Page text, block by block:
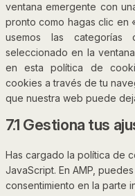
ventana emergente con
pronto como hagas clic en
usemos las
seleccionado en la
en esta política de
cookies a través de tu
que nuestra web puede
7.1 Gestiona tus
Has cargado la política de
JavaScript. En AMP,
consentimiento en la parte